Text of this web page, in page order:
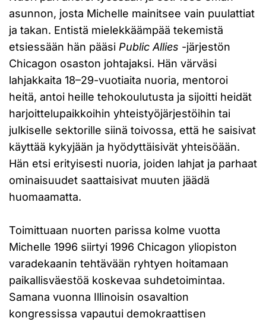
asunnon, josta Michelle mainitsee vain puulattiat
ja takan. Entistä mielekkäämpää tekemistä
etsiessään hän pääsi Public Allies -järjestön
Chicagon osaston johtajaksi. Hän värväsi
lahjakkaita 18–29-vuotiaita nuoria, mentoroi
heitä, antoi heille tehokoulutusta ja sijoitti heidät
harjoittelupaikkoihin yhteistyöjärjestöihin tai
julkiselle sektorille siinä toivossa, että he saisivat
käyttää kykyjään ja hyödyttäisivät yhteisöään.
Hän etsi erityisesti nuoria, joiden lahjat ja parhaat
ominaisuudet saattaisivat muuten jäädä
huomaamatta.
Toimittuaan nuorten parissa kolme vuotta
Michelle 1996 siirtyi 1996 Chicagon yliopiston
varadekaanin tehtävään ryhtyen hoitamaan
paikallisväestöä koskevaa suhdetoimintaa.
Samana vuonna Illinoisin osavaltion
kongressissa vapautui demokraattisen